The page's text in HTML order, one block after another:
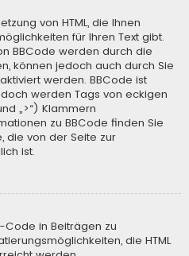
von HTML, die Ihnen
für Ihren Text gibt.
BBCode werden durch die
können jedoch auch durch Sie
werden. BBCode ist
werden Tags von eckigen
„>“) Klammern
zu BBCode finden Sie
die von der Seite zur
ist.
Code in Beiträgen zu
die HTML